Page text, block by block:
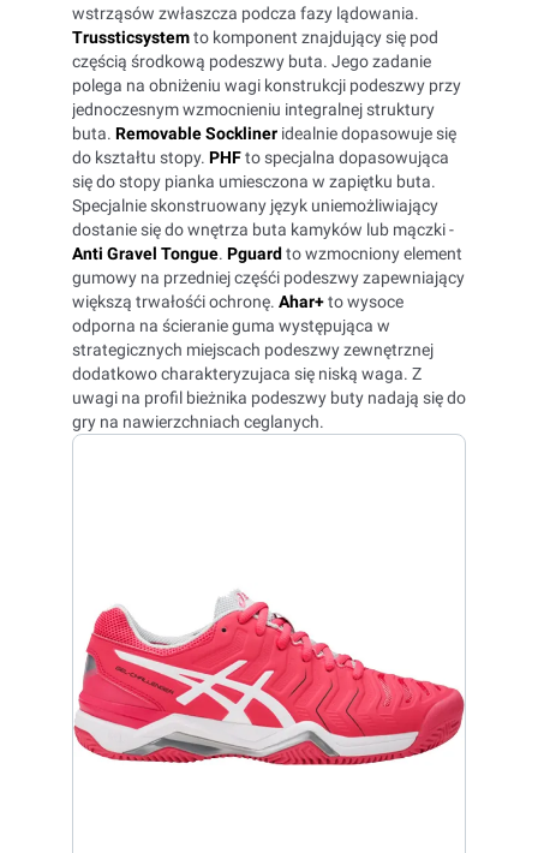
wstrząsów zwłaszcza podcza fazy lądowania.
Trussticsystemto komponent znajdujący się pod
częścią środkową podeszwy buta. Jego zadanie
polega na obniżeniu wagi konstrukcji podeszwy przy
jednoczesnym wzmocnieniu integralnej struktury
buta. Removable Sockliner idealnie dopasowuje się
do kształtu stopy. PHFto specjalna dopasowująca
się do stopy pianka umiesczona w zapiętku buta.
Specjalnie skonstruowany język uniemożliwiający
dostanie się do wnętrza buta kamyków lub mączki -
Anti Gravel Tongue. Pguard to wzmocniony element
gumowy na przedniej częśći podeszwy zapewniający
większą trwałośći ochronę. Ahar+to wysoce
odporna na ścieranie guma występująca w
strategicznych miejscach podeszwy zewnętrznej
dodatkowo charakteryzujaca się niską waga. Z
uwagi na profil bieżnika podeszwy buty nadają się do
gry na nawierzchniach ceglanych.